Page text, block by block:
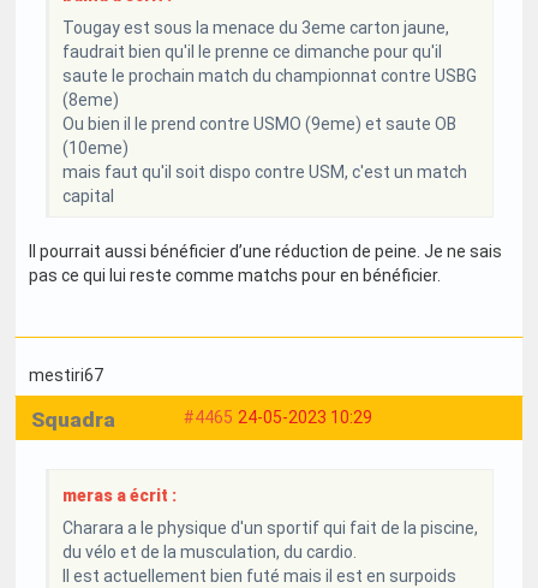
Tougay est sous la menace du 3eme carton jaune,
faudrait bien qu'il le prenne ce dimanche pour qu'il
saute le prochain match du championnat contre USBG
(8eme)
Ou bien il le prend contre USMO (9eme) et saute OB
(10eme)
mais faut qu'il soit dispo contre USM, c'est un match
capital
Il pourrait aussi bénéficier d’une réduction de peine. Je ne sais
pas ce qui lui reste comme matchs pour en bénéficier.
mestiri67
#4465 24-05-2023 10:29
Squadra
meras a écrit :
Charara a le physique d'un sportif qui fait de la piscine,
du vélo et de la musculation, du cardio.
Il est actuellement bien futé mais il est en surpoids